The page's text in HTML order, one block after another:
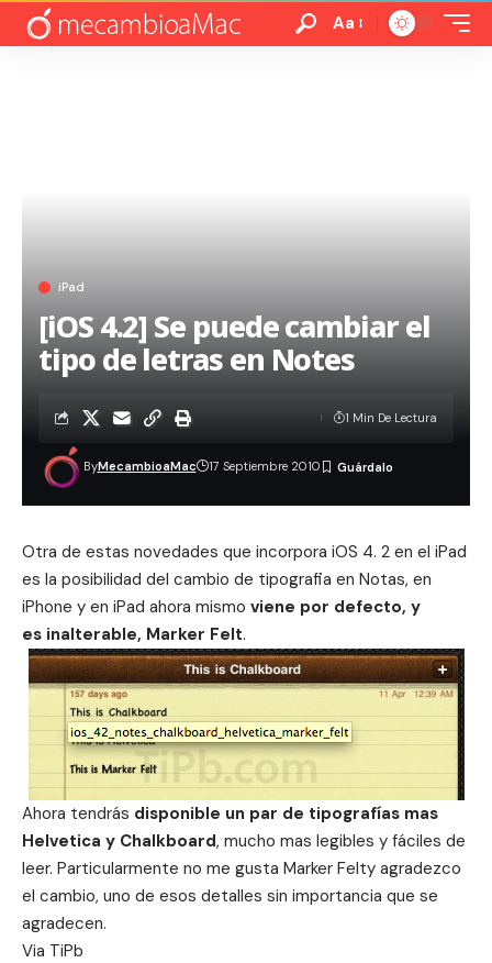
Aa
iPad
[iOS 4.2] Se puede cambiar el
tipo de letras en Notes
ByMecambioaMac 17 Septiembre 2010
1 Min De Lectura
Otra de estas novedades que incorpora iOS 4. 2 en el iPad
es la posibilidad del cambio de tipografia en Notas, en
iPhone y en iPad ahora mismo viene por defecto, y
es inalterable, Marker Felt.
Ahora tendrás disponible un par de tipografías mas
Helvetica y Chalkboard, mucho mas legibles y fáciles de
leer. Particularmente no me gusta Marker Felty agradezco
el cambio, uno de esos detalles sin importancia que se
agradecen.
Via TiPb